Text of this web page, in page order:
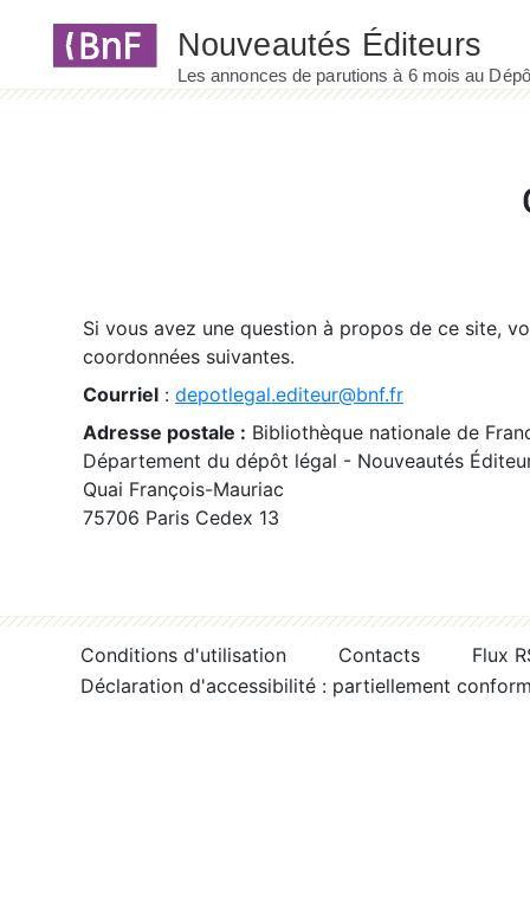
Si vous avez une question à propos de ce site,
coordonnées suivantes.
Courriel : depotlegal.editeur@bnf.fr
Adresse postale : Bibliothèque nationale de
Département du dépôt légal - Nouveautés
Quai François-Mauriac
75706 Paris Cedex 13
Conditions d'utilisation Contacts
Flux
Déclaration d'accessibilité : partiellement